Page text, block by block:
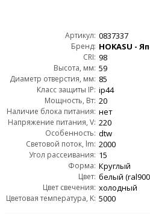
Артикул: 0837337
Бренд: HOKASU -
CRI: 98
Высота, мм: 59
Диаметр отверстия, мм: 85
Класс защиты IP: ip44
Мощность, Вт: 20
Наличие блока питания: нет
Напряжение питания, V: 220
Особенность: dtw
Световой поток, lm: 2000
Угол рассеивания: 15
Форма: Круглый
Цвет: белый
Цвет свечения: холодный
Цветовая температура, K: 5000